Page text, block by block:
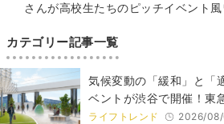
さんが高校生たちのピッチイベント
カテゴリー記事一覧
気候変動の「緩和」と「
ベントが渋谷で開催！東
ライフトレンド 2026/